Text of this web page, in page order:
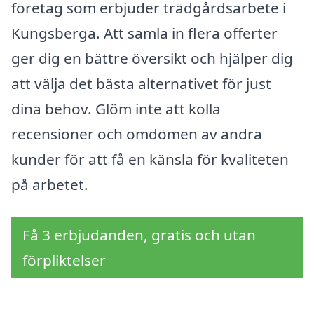
företag som erbjuder trädgårdsarbete i
Kungsberga. Att samla in flera offerter
ger dig en bättre översikt och hjälper dig
att välja det bästa alternativet för just
dina behov. Glöm inte att kolla
recensioner och omdömen av andra
kunder för att få en känsla för kvaliteten
på arbetet.
Få 3 erbjudanden, gratis och utan
förpliktelser